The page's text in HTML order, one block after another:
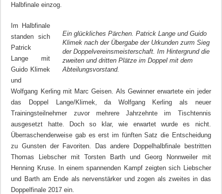
Halbfinale einzog.
Ein glückliches Pärchen. Patrick Lange und Guido
Klimek nach der Übergabe der Urkunden zurm Sieg
der Doppelvereinsmeisterschaft. Im Hintergrund die
zweiten und dritten Plätze im Doppel mit dem
Abteilungsvorstand.
Im Halbfinale
standen sich
Patrick
Lange mit
Guido Klimek
und
Wolfgang Kerling mit Marc Geisen. Als Gewinner erwartete ein jeder
das Doppel Lange/Klimek, da Wolfgang Kerling als neuer
Trainingsteilnehmer zuvor mehrere Jahrzehnte im Tischtennis
ausgesetzt hatte. Doch so klar, wie erwartet wurde es nicht.
Überraschenderweise gab es erst im fünften Satz die Entscheidung
zu Gunsten der Favoriten. Das andere Doppelhalbfinale bestritten
Thomas Liebscher mit Torsten Barth und Georg Nonnweiler mit
Henning Kruse. In einem spannenden Kampf zeigten sich Liebscher
und Barth am Ende als nervenstärker und zogen als zweites in das
Doppelfinale 2017 ein.